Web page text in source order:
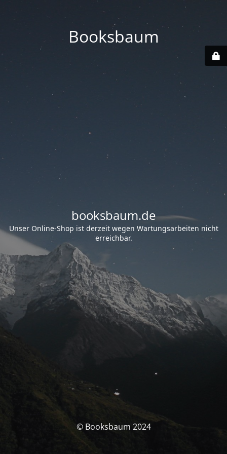
Booksbaum
booksbaum.de
Unser Online-Shop ist derzeit wegen Wartungsarbeiten nicht
erreichbar.
© Booksbaum 2024